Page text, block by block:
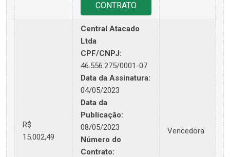
CONTRATO
R$
15.002,49
Central Atacado
Ltda
CPF/CNPJ:
46.556.275/0001-07
Data da Assinatura:
04/05/2023
Data da
Publicação:
08/05/2023
Número do
Contrato:
Vencedora